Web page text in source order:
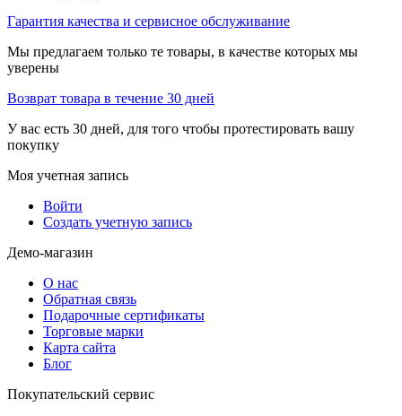
Гарантия качества и сервисное обслуживание
Мы предлагаем только те товары, в качестве которых мы
уверены
Возврат товара в течение 30 дней
У вас есть 30 дней, для того чтобы протестировать вашу
покупку
Моя учетная запись
Войти
Создать учетную запись
Демо-магазин
О нас
Обратная связь
Подарочные сертификаты
Торговые марки
Карта сайта
Блог
Покупательский сервис